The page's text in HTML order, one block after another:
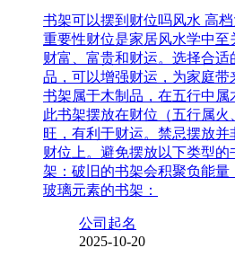
书架可以摆到财位吗风水 高
重要性财位是家居风水学中
财富、富贵和财运。选择合
品，可以增强财运，为家庭
书架属于木制品，在五行中属
此书架摆放在财位（五行属
旺，有利于财运。禁忌摆放
财位上。避免摆放以下类型
架：破旧的书架会积聚负能
玻璃元素的书架：
公司起名
2025-10-20